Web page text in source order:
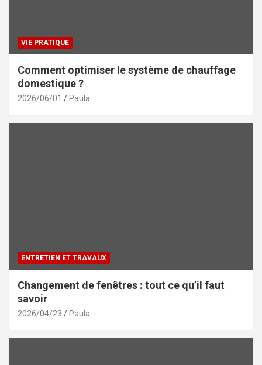
VIE PRATIQUE
Comment optimiser le système de chauffage
domestique ?
2026/06/01 Paula
ENTRETIEN ET TRAVAUX
Changement de fenêtres : tout ce qu’il faut
savoir
2026/04/23 Paula